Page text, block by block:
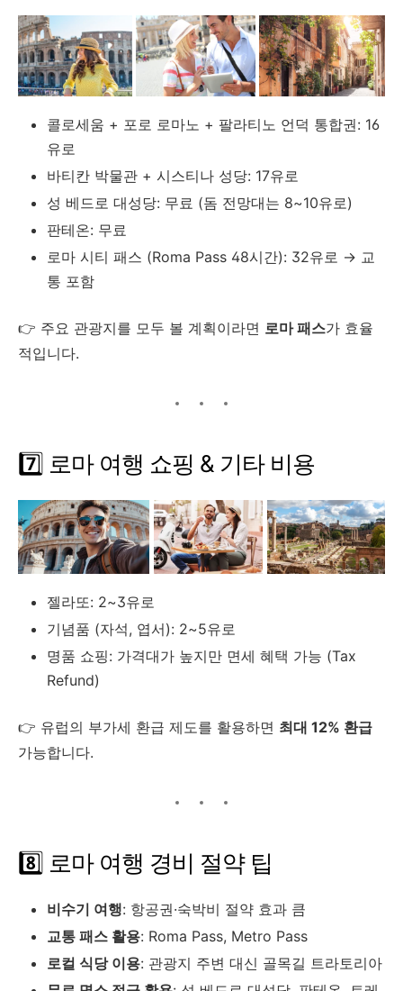
콜로세움 + 포로 로마노 + 팔라티노 언덕 통합권: 16
유로
바티칸 박물관 + 시스티나 성당: 17유로
성 베드로 대성당: 무료 (돔 전망대는 8~10유로)
판테온: 무료
로마 시티 패스 (Roma Pass 48시간): 32유로 → 교
통 포함
👉 주요 관광지를 모두 볼 계획이라면 로마 패스가 효율
적입니다.
7️⃣ 로마 여행 쇼핑 & 기타 비용
젤라또: 2~3유로
기념품 (자석, 엽서): 2~5유로
명품 쇼핑: 가격대가 높지만 면세 혜택 가능 (Tax
Refund)
👉 유럽의 부가세 환급 제도를 활용하면 최대 12% 환급
가능합니다.
8️⃣ 로마 여행 경비 절약 팁
비수기 여행: 항공권·숙박비 절약 효과 큼
교통 패스 활용: Roma Pass, Metro Pass
로컬 식당 이용: 관광지 주변 대신 골목길 트라토리아